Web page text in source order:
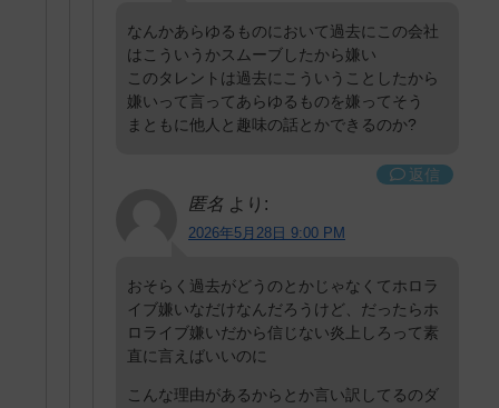
なんかあらゆるものにおいて過去にこの会社
はこういうかスムーブしたから嫌い
このタレントは過去にこういうことしたから
嫌いって言ってあらゆるものを嫌ってそう
まともに他人と趣味の話とかできるのか?
返信
匿名 より:
2026年5月28日 9:00 PM
おそらく過去がどうのとかじゃなくてホロラ
イブ嫌いなだけなんだろうけど、だったらホ
ロライブ嫌いだから信じない炎上しろって素
直に言えばいいのに
こんな理由があるからとか言い訳してるのダ